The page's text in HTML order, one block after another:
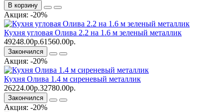
В корзину
Акция: -20%
Кухня угловая Олива 2.2 на 1.6 м зеленый металлик
49248.00р.61560.00р.
Закончился
Акция: -20%
Кухня Олива 1.4 м сиреневый металлик
26224.00р.32780.00р.
Закончился
Акция: -20%